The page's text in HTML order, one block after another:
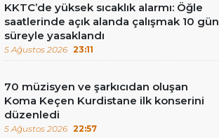
KKTC’de yüksek sıcaklık alarmı: Öğle
saatlerinde açık alanda çalışmak 10 gün
süreyle yasaklandı
5 Ağustos 2026 23:11
70 müzisyen ve şarkıcıdan oluşan
Koma Keçen Kurdistane ilk konserini
düzenledi
5 Ağustos 2026 22:57